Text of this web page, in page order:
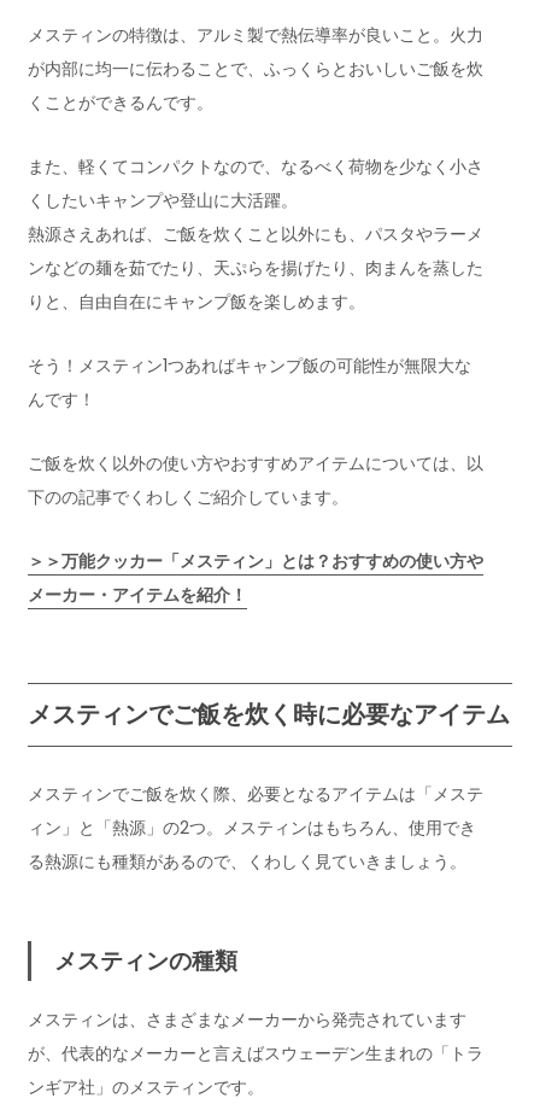
メスティンの特徴は、アルミ製で熱伝導率が良いこと。火力
が内部に均一に伝わることで、ふっくらとおいしいご飯を炊
くことができるんです。
また、軽くてコンパクトなので、なるべく荷物を少なく小さ
くしたいキャンプや登山に大活躍。
熱源さえあれば、ご飯を炊くこと以外にも、パスタやラーメ
ンなどの麺を茹でたり、天ぷらを揚げたり、肉まんを蒸した
りと、自由自在にキャンプ飯を楽しめます。
そう！メスティン1つあればキャンプ飯の可能性が無限大な
んです！
ご飯を炊く以外の使い方やおすすめアイテムについては、以
下のの記事でくわしくご紹介しています。
＞＞万能クッカー「メスティン」とは？おすすめの使い方や
メーカー・アイテムを紹介！
メスティンでご飯を炊く時に必要なアイテム
メスティンでご飯を炊く際、必要となるアイテムは「メステ
ィン」と「熱源」の2つ。メスティンはもちろん、使用でき
る熱源にも種類があるので、くわしく見ていきましょう。
メスティンの種類
メスティンは、さまざまなメーカーから発売されています
が、代表的なメーカーと言えばスウェーデン生まれの「トラ
ンギア社」のメスティンです。